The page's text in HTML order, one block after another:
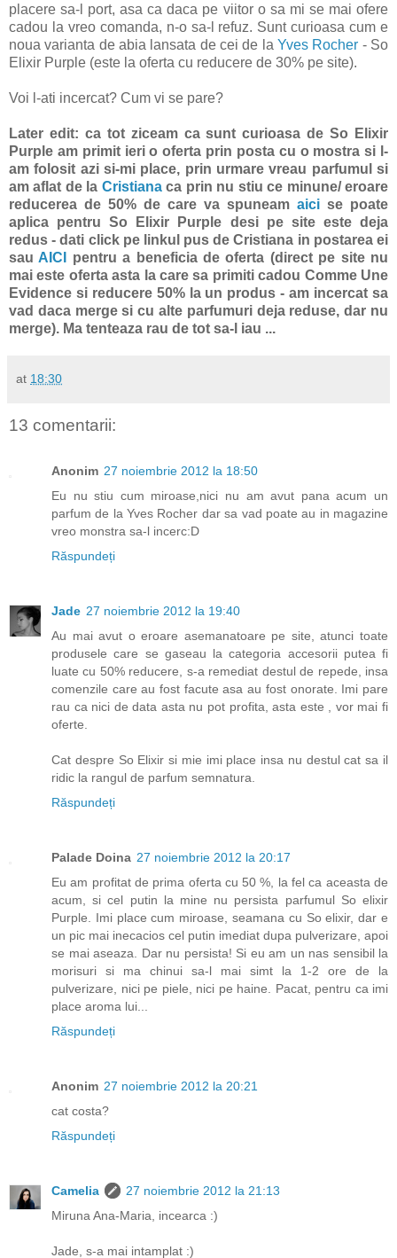
placere sa-l port, asa ca daca pe viitor o sa mi se mai ofere
cadou la vreo comanda, n-o sa-l refuz. Sunt curioasa cum e
noua varianta de abia lansata de cei de la Yves Rocher - So
Elixir Purple (este la oferta cu reducere de 30% pe site).
Voi l-ati incercat? Cum vi se pare?
Later edit: ca tot ziceam ca sunt curioasa de So Elixir
Purple am primit ieri o oferta prin posta cu o mostra si l-
am folosit azi si-mi place, prin urmare vreau parfumul si
am aflat de la Cristianaca prin nu stiu ce minune/ eroare
reducerea de 50% de care va spuneam aici se poate
aplica pentru So Elixir Purple desi pe site este deja
redus - dati click pe linkul pus de Cristiana in postarea ei
sau AICI
pentru a beneficia de oferta (direct pe site nu
mai este oferta asta la care sa primiti cadou Comme Une
Evidence si reducere 50% la un produs - am incercat sa
vad daca merge si cu alte parfumuri deja reduse, dar nu
merge). Ma tenteaza rau de tot sa-l iau ...
at 18:30
13 comentarii:
Anonim 27 noiembrie 2012 la 18:50
Eu nu stiu cum miroase,nici nu am avut pana acum un
parfum de la Yves Rocher dar sa vad poate au in magazine
vreo monstra sa-l incerc:D
Răspundeți
Jade 27 noiembrie 2012 la 19:40
Au mai avut o eroare asemanatoare pe site, atunci toate
produsele care se gaseau la categoria accesorii putea fi
luate cu 50% reducere, s-a remediat destul de repede, insa
comenzile care au fost facute asa au fost onorate. Imi pare
rau ca nici de data asta nu pot profita, asta este , vor mai fi
oferte.
Cat despre So Elixir si mie imi place insa nu destul cat sa il
ridic la rangul de parfum semnatura.
Răspundeți
Palade Doina 27 noiembrie 2012 la 20:17
Eu am profitat de prima oferta cu 50 %, la fel ca aceasta de
acum, si cel putin la mine nu persista parfumul So elixir
Purple. Imi place cum miroase, seamana cu So elixir, dar e
un pic mai inecacios cel putin imediat dupa pulverizare, apoi
se mai aseaza. Dar nu persista! Si eu am un nas sensibil la
morisuri si ma chinui sa-l mai simt la 1-2 ore de la
pulverizare, nici pe piele, nici pe haine. Pacat, pentru ca imi
place aroma lui...
Răspundeți
Anonim 27 noiembrie 2012 la 20:21
cat costa?
Răspundeți
Camelia
27 noiembrie 2012 la 21:13
Miruna Ana-Maria, incearca :)
Jade, s-a mai intamplat :)